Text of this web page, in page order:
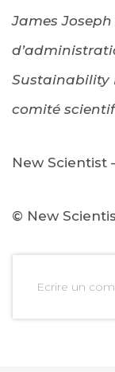
James
Sustainability
comité
New Scientist
© New
Ecrire un